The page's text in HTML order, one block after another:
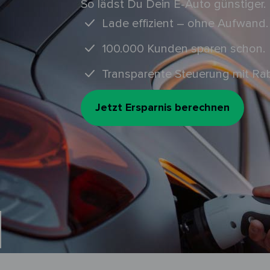
So lädst Du Dein E-Auto günstiger.
Lade effizient – ohne Aufwand.
100.000 Kunden sparen schon.
Transparente Steuerung mit
Jetzt Ersparnis berechnen